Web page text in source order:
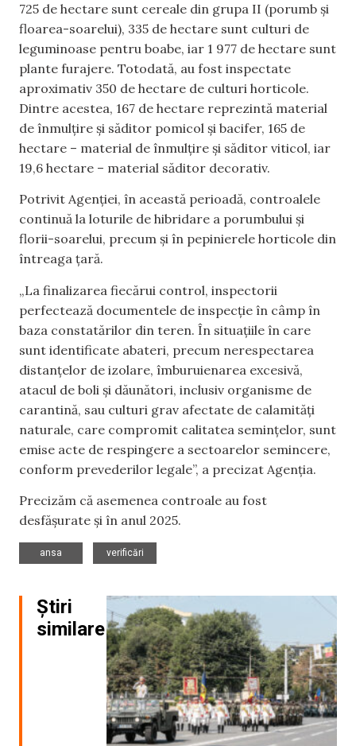
725 de hectare sunt cereale din grupa II (porumb și
floarea-soarelui), 335 de hectare sunt culturi de
leguminoase pentru boabe, iar 1 977 de hectare sunt
plante furajere. Totodată, au fost inspectate
aproximativ 350 de hectare de culturi horticole.
Dintre acestea, 167 de hectare reprezintă material
de înmulțire și săditor pomicol și bacifer, 165 de
hectare – material de înmulțire și săditor viticol, iar
19,6 hectare – material săditor decorativ.
Potrivit Agenției, în această perioadă, controalele
continuă la loturile de hibridare a porumbului și
florii-soarelui, precum și în pepinierele horticole din
întreaga țară.
„La finalizarea fiecărui control, inspectorii
perfectează documentele de inspecție în câmp în
baza constatărilor din teren. În situațiile în care
sunt identificate abateri, precum nerespectarea
distanțelor de izolare, îmburuienarea excesivă,
atacul de boli și dăunători, inclusiv organisme de
carantină, sau culturi grav afectate de calamități
naturale, care compromit calitatea semințelor, sunt
emise acte de respingere a sectoarelor semincere,
conform prevederilor legale”, a precizat Agenția.
Precizăm că asemenea controale au fost
desfășurate și în anul 2025.
ansa
verificări
Știri
similare